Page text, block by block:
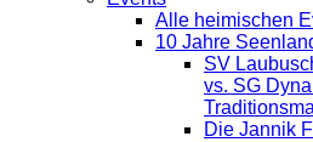
Alle heimischen
10 Jahre
SV
vs. SG
Die Jannik